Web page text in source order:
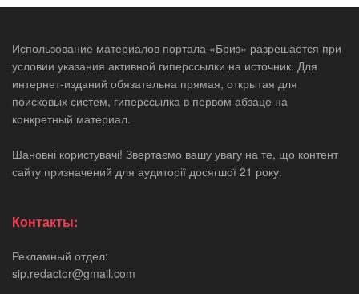
Использование материалов портала «Бриз» разрешается при
условии указания активной гиперссылки на источник. Для
интернет-изданий обязательна прямая, открытая для
поисковых систем, гиперссылка в первом абзаце на
конкретный материал.
Шановні користувачі! Звертаємо вашу увагу на те, що контент
сайту призначений для аудиторії досягшої 21 року.
Контакты:
Рекламный отдел:
sip.redactor@gmail.com